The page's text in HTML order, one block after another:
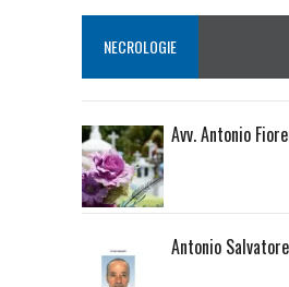
NECROLOGIE
Avv. Antonio
Antonio